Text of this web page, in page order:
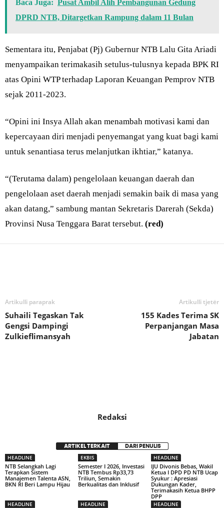
Baca Juga:
Pusat Ambil Alih Pembangunan Gedung
DPRD NTB, Ditargetkan Rampung dalam 11 Bulan
Sementara itu, Penjabat (Pj) Gubernur NTB Lalu Gita Ariadi
menyampaikan terimakasih setulus-tulusnya kepada BPK RI
atas Opini WTP terhadap Laporan Keuangan Pemprov NTB
sejak 2011-2023.
“Opini ini Insya Allah akan menambah motivasi kami dan
kepercayaan diri menjadi penyemangat yang kuat bagi kami
untuk senantiasa terus melanjutkan ikhtiar,” katanya.
“(Terutama dalam) pengelolaan keuangan daerah dan
pengelolaan aset daerah menjadi semakin baik di masa yang
akan datang,” sambung mantan Sekretaris Darerah (Sekda)
Provinsi Nusa Tenggara Barat tersebut. (red)
Artikulli paraprak
Suhaili Tegaskan Tak
Gengsi Dampingi
Zulkieflimansyah
Artikulli tjetër
155 Kades Terima SK
Perpanjangan Masa
Jabatan
Redaksi
ARTIKEL TERKAIT DARI PENULIS
HEADLINE
NTB Selangkah Lagi
Terapkan Sistem
Manajemen Talenta ASN,
BKN RI Beri Lampu Hijau
EKBIS
Semester I 2026, Investasi
NTB Tembus Rp33,73
Triliun, Semakin
Berkualitas dan Inklusif
HEADLINE
IJU Divonis Bebas, Wakil
Ketua I DPD PD NTB Ucap
Syukur : Apresiasi
Dukungan Kader,
Terimakasih Ketua BHPP
DPP
HEADLINE HEADLINE HEADLINE